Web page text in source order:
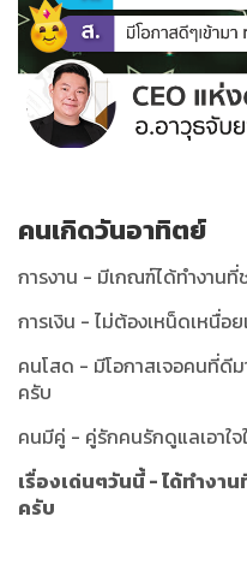
คนเกิดวันอาทิตย์
การงาน - มีเกณฑ์ได้ทำงาน
การเงิน - ไม่ต้องเหน็ดเหนื่อ
คนโสด - มีโอกาสเจอคนที่ดีม
ครับ
คนมีคู่ - คู่รักคนรักดูแลเอาใ
เรื่องเด่นๆวันนี้ - ได้ทำงา
ครับ